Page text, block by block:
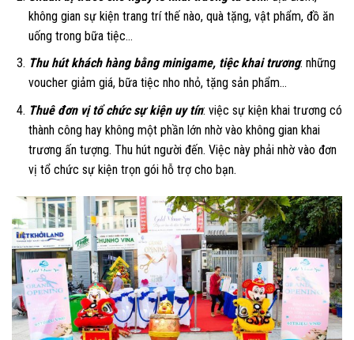
không gian sự kiện trang trí thế nào, quà tặng, vật phẩm, đồ ăn
uống trong bữa tiệc…
Thu hút khách hàng bằng minigame, tiệc khai trương: những
voucher giảm giá, bữa tiệc nho nhỏ, tặng sản phẩm…
Thuê đơn vị tổ chức sự kiện uy tín: việc sự kiện khai trương có
thành công hay không một phần lớn nhờ vào không gian khai
trương ấn tượng. Thu hút người đến. Việc này phải nhờ vào đơn
vị tổ chức sự kiện trọn gói hỗ trợ cho bạn.